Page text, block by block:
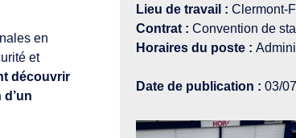
en
et
découvrir
Lieu de travail : Clermont-
Contrat : Convention de
Horaires du poste :
Date de publication : 03/